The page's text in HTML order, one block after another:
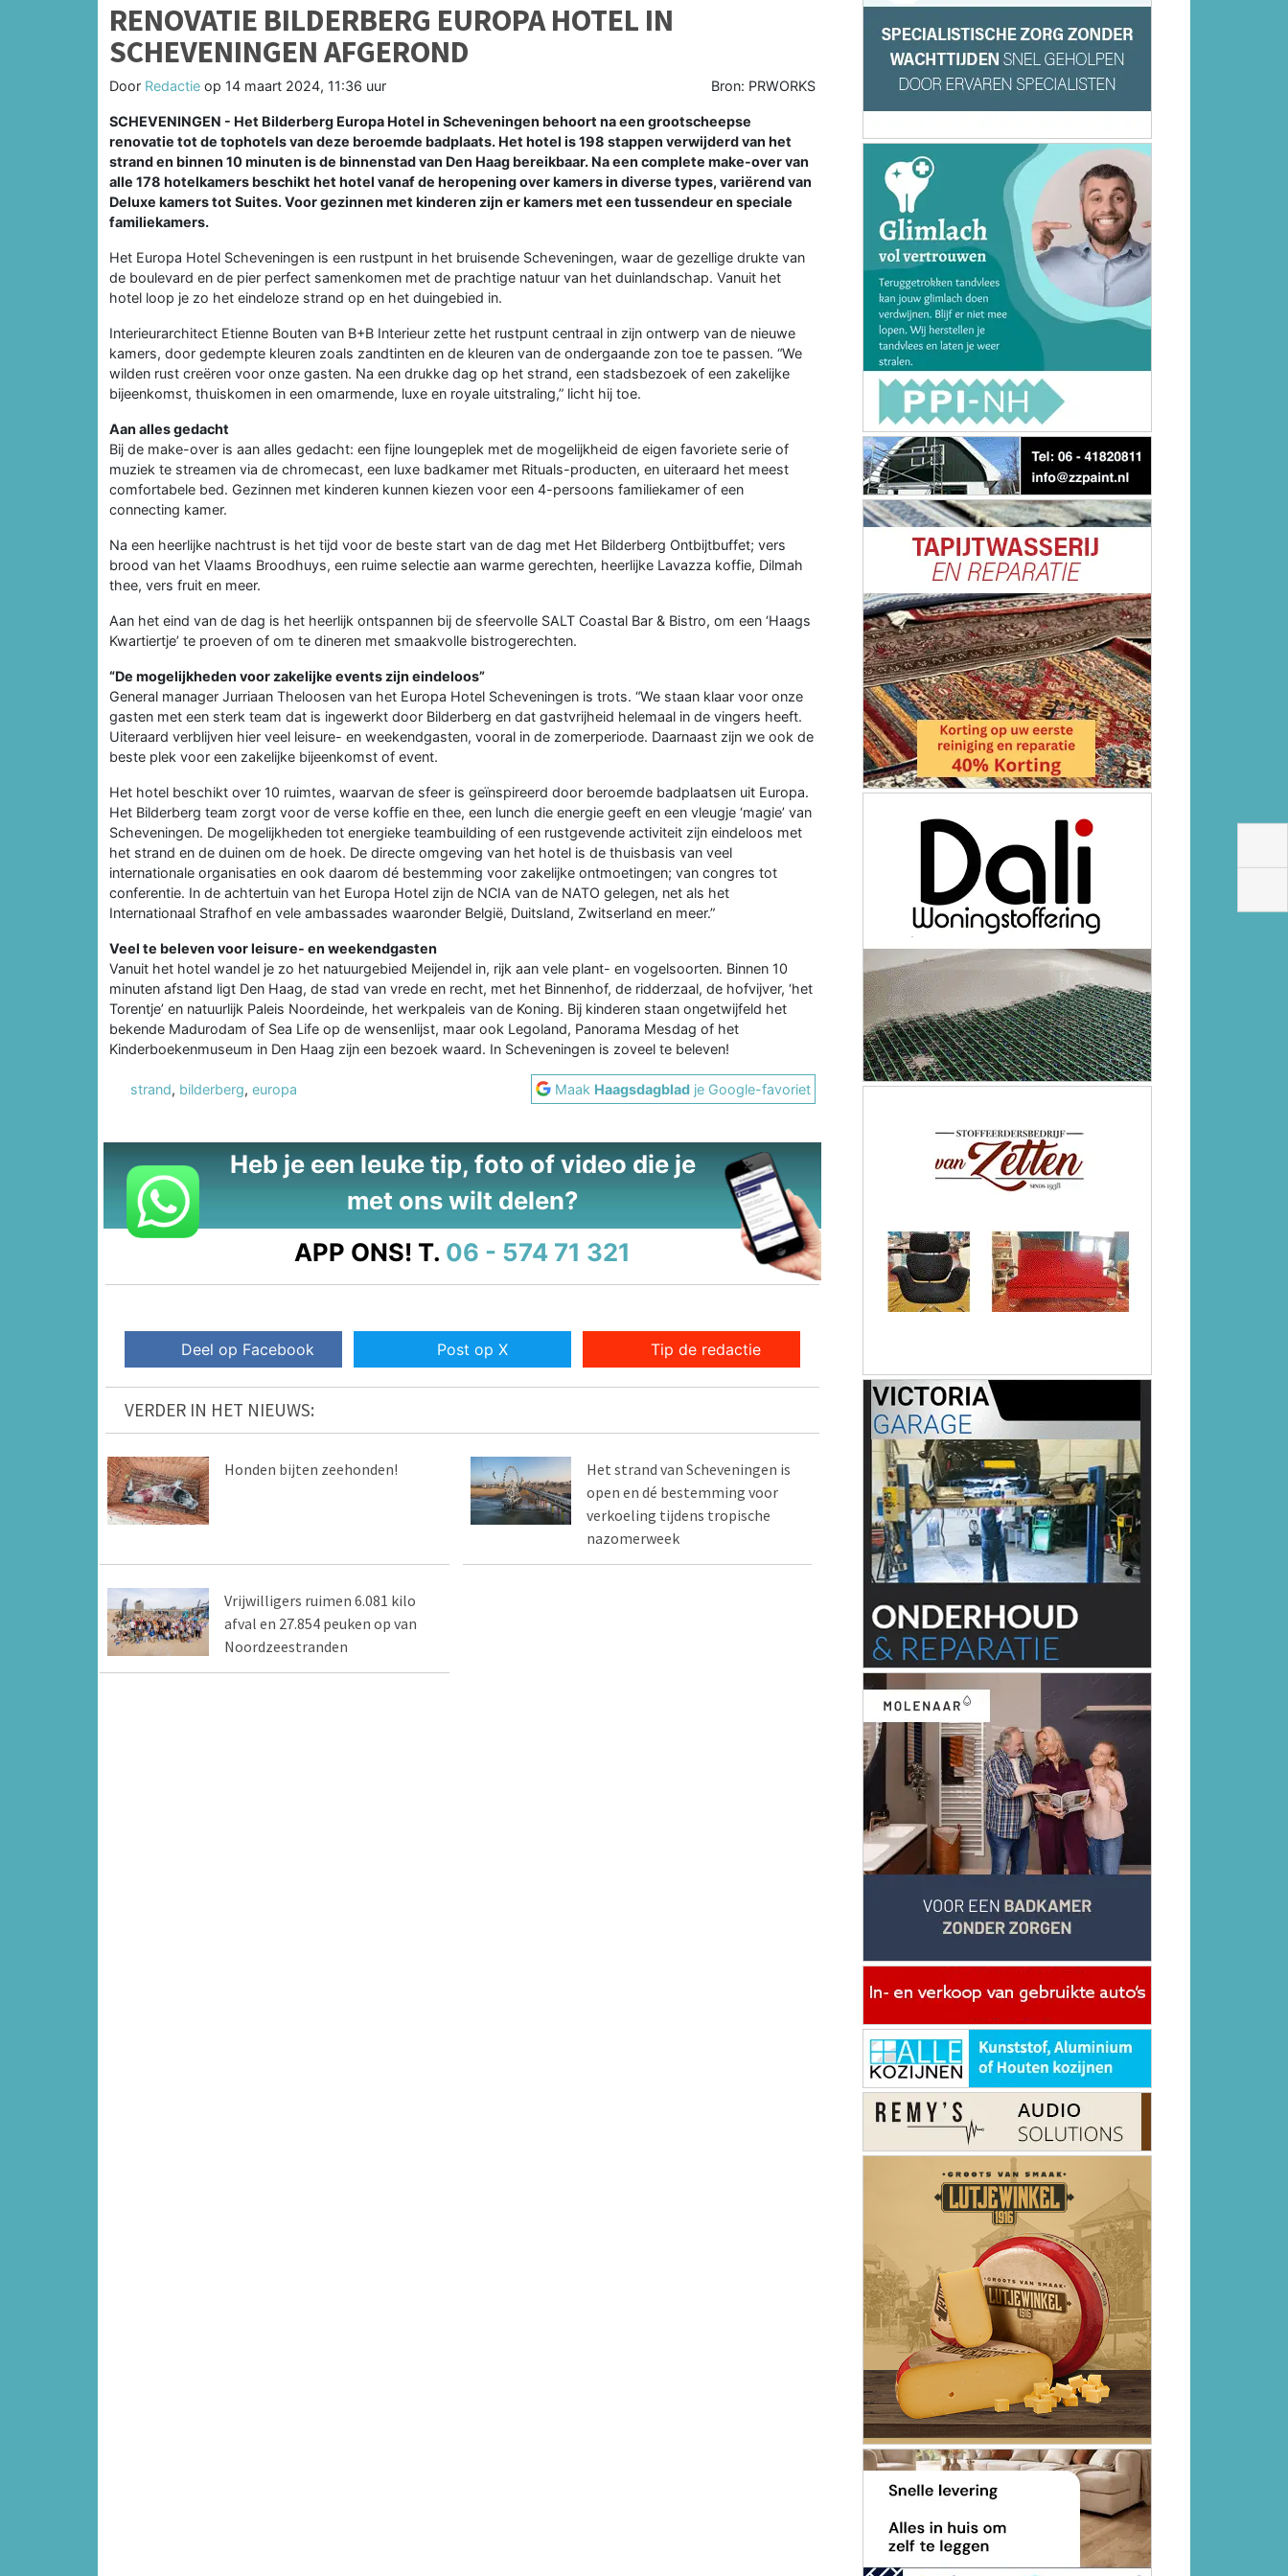
RENOVATIE BILDERBERG EUROPA HOTEL IN
SCHEVENINGEN AFGEROND
Door Redactie op 14 maart 2024, 11:36 uur Bron: PRWORKS
SCHEVENINGEN - Het Bilderberg Europa Hotel in Scheveningen behoort na een grootscheepse
renovatie tot de tophotels van deze beroemde badplaats. Het hotel is 198 stappen verwijderd van het
strand en binnen 10 minuten is de binnenstad van Den Haag bereikbaar. Na een complete make-over van
alle 178 hotelkamers beschikt het hotel vanaf de heropening over kamers in diverse types, variërend van
Deluxe kamers tot Suites. Voor gezinnen met kinderen zijn er kamers met een tussendeur en speciale
familiekamers.
Het Europa Hotel Scheveningen is een rustpunt in het bruisende Scheveningen, waar de gezellige drukte van
de boulevard en de pier perfect samenkomen met de prachtige natuur van het duinlandschap. Vanuit het
hotel loop je zo het eindeloze strand op en het duingebied in.
Interieurarchitect Etienne Bouten van B+B Interieur zette het rustpunt centraal in zijn ontwerp van de nieuwe
kamers, door gedempte kleuren zoals zandtinten en de kleuren van de ondergaande zon toe te passen. “We
wilden rust creëren voor onze gasten. Na een drukke dag op het strand, een stadsbezoek of een zakelijke
bijeenkomst, thuiskomen in een omarmende, luxe en royale uitstraling,” licht hij toe.
Aan alles gedacht
Bij de make-over is aan alles gedacht: een fijne loungeplek met de mogelijkheid de eigen favoriete serie of
muziek te streamen via de chromecast, een luxe badkamer met Rituals-producten, en uiteraard het meest
comfortabele bed. Gezinnen met kinderen kunnen kiezen voor een 4-persoons familiekamer of een
connecting kamer.
Na een heerlijke nachtrust is het tijd voor de beste start van de dag met Het Bilderberg Ontbijtbuffet; vers
brood van het Vlaams Broodhuys, een ruime selectie aan warme gerechten, heerlijke Lavazza koffie, Dilmah
thee, vers fruit en meer.
Aan het eind van de dag is het heerlijk ontspannen bij de sfeervolle SALT Coastal Bar & Bistro, om een ‘Haags
Kwartiertje’ te proeven of om te dineren met smaakvolle bistrogerechten.
“De mogelijkheden voor zakelijke events zijn eindeloos”
General manager Jurriaan Theloosen van het Europa Hotel Scheveningen is trots. “We staan klaar voor onze
gasten met een sterk team dat is ingewerkt door Bilderberg en dat gastvrijheid helemaal in de vingers heeft.
Uiteraard verblijven hier veel leisure- en weekendgasten, vooral in de zomerperiode. Daarnaast zijn we ook de
beste plek voor een zakelijke bijeenkomst of event.
Het hotel beschikt over 10 ruimtes, waarvan de sfeer is geïnspireerd door beroemde badplaatsen uit Europa.
Het Bilderberg team zorgt voor de verse koffie en thee, een lunch die energie geeft en een vleugje ‘magie’ van
Scheveningen. De mogelijkheden tot energieke teambuilding of een rustgevende activiteit zijn eindeloos met
het strand en de duinen om de hoek. De directe omgeving van het hotel is de thuisbasis van veel
internationale organisaties en ook daarom dé bestemming voor zakelijke ontmoetingen; van congres tot
conferentie. In de achtertuin van het Europa Hotel zijn de NCIA van de NATO gelegen, net als het
Internationaal Strafhof en vele ambassades waaronder België, Duitsland, Zwitserland en meer.”
Veel te beleven voor leisure- en weekendgasten
Vanuit het hotel wandel je zo het natuurgebied Meijendel in, rijk aan vele plant- en vogelsoorten. Binnen 10
minuten afstand ligt Den Haag, de stad van vrede en recht, met het Binnenhof, de ridderzaal, de hofvijver, ‘het
Torentje’ en natuurlijk Paleis Noordeinde, het werkpaleis van de Koning. Bij kinderen staan ongetwijfeld het
bekende Madurodam of Sea Life op de wensenlijst, maar ook Legoland, Panorama Mesdag of het
Kinderboekenmuseum in Den Haag zijn een bezoek waard. In Scheveningen is zoveel te beleven!
strand, bilderberg, europa Maak Haagsdagblad je Google-favoriet
Heb je een leuke tip, foto of video die je
met ons wilt delen?
APP ONS! T. 06 - 574 71 321
Deel op Facebook Post op X Tip de redactie
VERDER IN HET NIEUWS:
Honden bijten zeehonden!
Het strand van Scheveningen is
open en dé bestemming voor
verkoeling tijdens tropische
nazomerweek
Vrijwilligers ruimen 6.081 kilo
afval en 27.854 peuken op van
Noordzeestranden